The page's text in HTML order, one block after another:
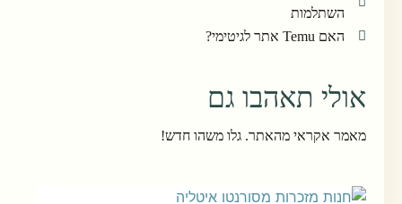
השתלמות
האם Temu אתר לגיטימי?
אולי תאהבו גם
מאמר אקראי מהאתר. גלו משהו חדש!